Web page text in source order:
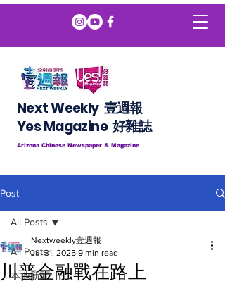
Next Weekly 壹週報
​​Yes Magazine 好雜誌
Arizona Chinese Newspaper & Magazine
Post
All Posts
本地新聞
All Posts
川普金融戰在路上
Nextweekly壹週報
Jul 31, 2025 9 min read